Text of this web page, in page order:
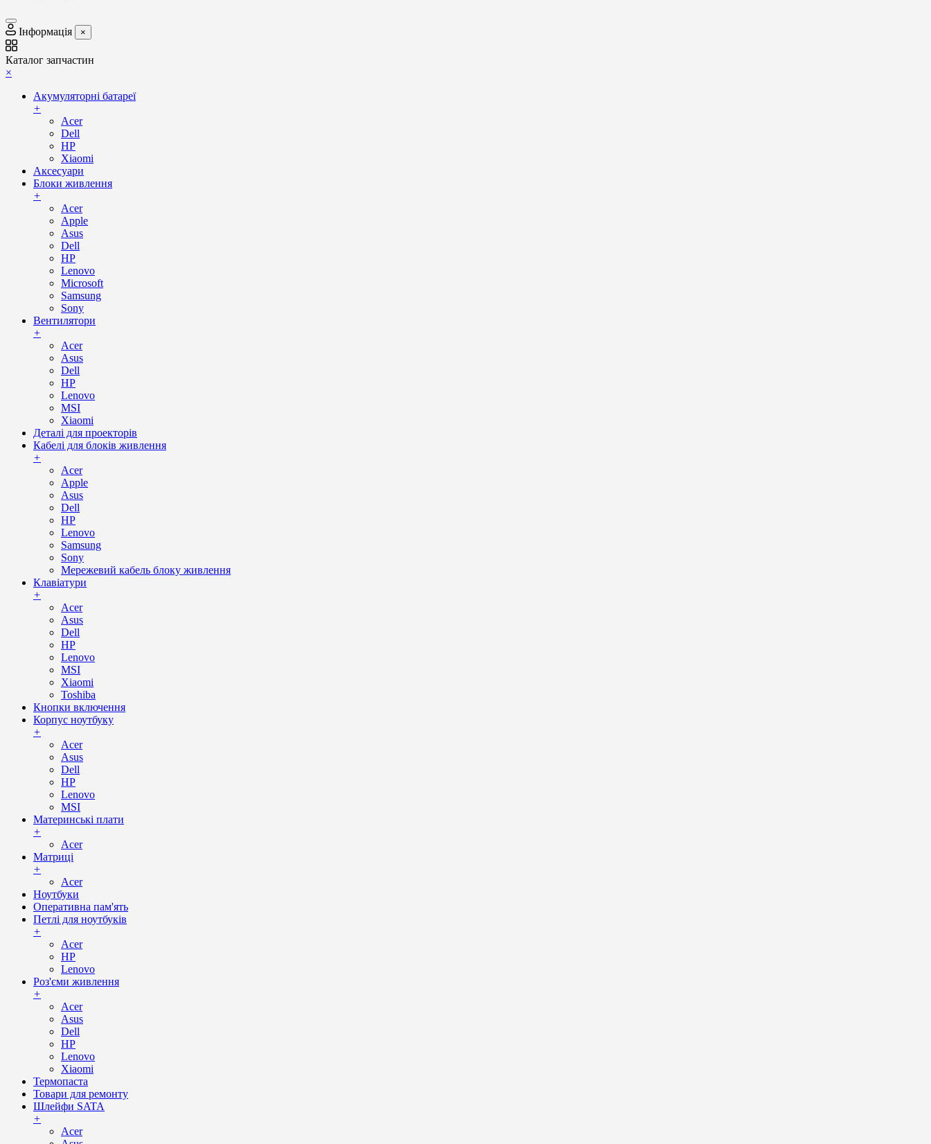
Інформація ×
Каталог запчастин
×
Акумуляторні батареї
+
Acer
Dell
HP
Xiaomi
Аксесуари
Блоки живлення
+
Acer
Apple
Asus
Dell
HP
Lenovo
Microsoft
Samsung
Sony
Вентилятори
+
Acer
Asus
Dell
HP
Lenovo
MSI
Xiaomi
Деталі для проекторів
Кабелі для блоків живлення
+
Acer
Apple
Asus
Dell
HP
Lenovo
Samsung
Sony
Мережевий кабель блоку живлення
Клавіатури
+
Acer
Asus
Dell
HP
Lenovo
MSI
Xiaomi
Toshiba
Кнопки включення
Корпус ноутбуку
+
Acer
Asus
Dell
HP
Lenovo
MSI
Материнські плати
+
Acer
Матриці
+
Acer
Ноутбуки
Оперативна пам'ять
Петлі для ноутбуків
+
Acer
HP
Lenovo
Роз'єми живлення
+
Acer
Asus
Dell
HP
Lenovo
Xiaomi
Термопаста
Товари для ремонту
Шлейфи SATA
+
Acer